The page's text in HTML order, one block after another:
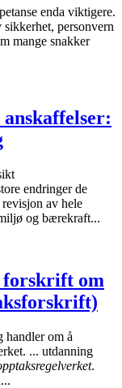
enda viktigere.
personvern
mange snakker
endringer de
av hele
og bærekraft...
forskrift om
handler om å
... utdanning
.